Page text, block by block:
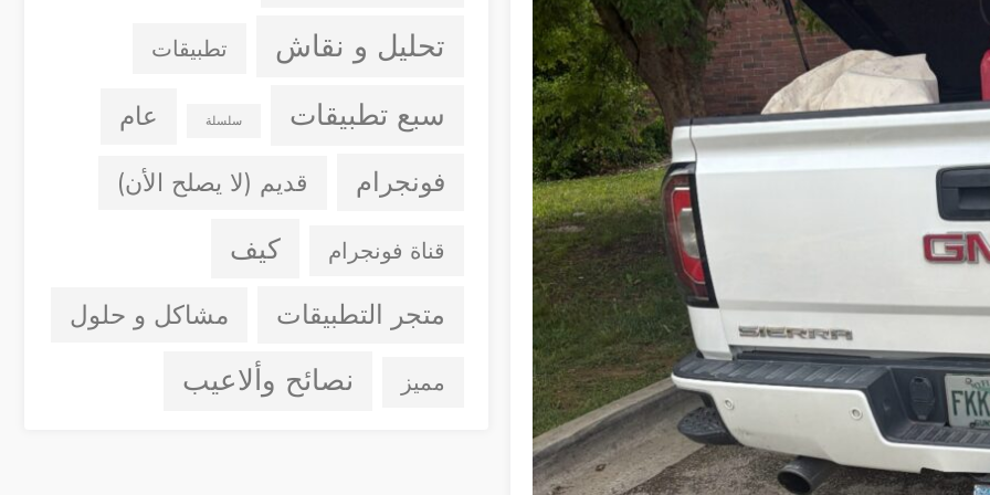
تحليل و نقاش تطبيقات
سبع تطبيقات سلسلة عام
فونجرام قديم (لا يصلح الأن)
قناة فونجرام كيف
متجر التطبيقات مشاكل و حلول
مميز نصائح وألاعيب